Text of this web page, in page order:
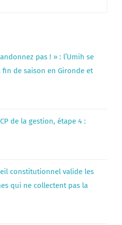
pas ! » : l’Umih se
de saison en Gironde et
de la gestion, étape 4 :
constitutionnel valide les
qui ne collectent pas la